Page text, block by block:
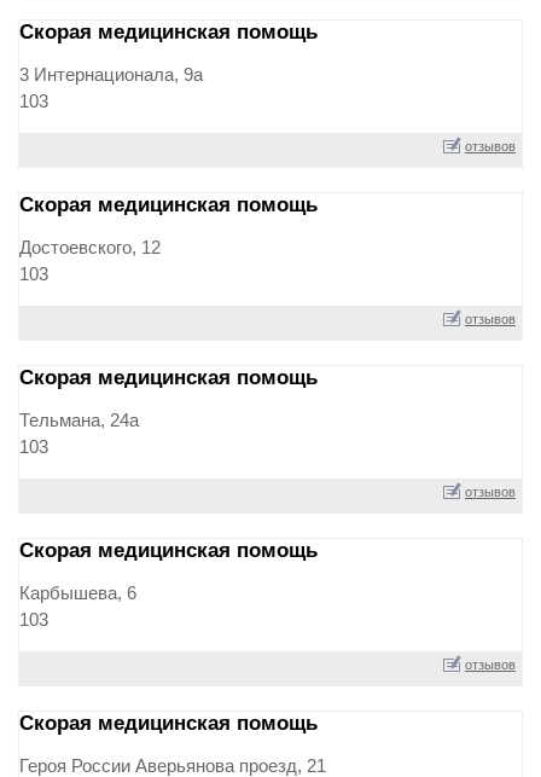
Скорая медицинская помощь
3 Интернационала, 9а
103
отзывов
Скорая медицинская помощь
Достоевского, 12
103
отзывов
Скорая медицинская помощь
Тельмана, 24а
103
отзывов
Скорая медицинская помощь
Карбышева, 6
103
отзывов
Скорая медицинская помощь
Героя России Аверьянова проезд, 21